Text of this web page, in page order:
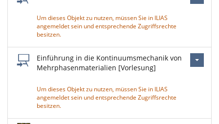
Um dieses Objekt zu nutzen, müssen Sie in ILIAS
angemeldet sein und entsprechende Zugriffsrechte
besitzen.
Einführung in die Kontinuumsmechanik von
Mehrphasenmaterialien [Vorlesung]
Um dieses Objekt zu nutzen, müssen Sie in ILIAS
angemeldet sein und entsprechende Zugriffsrechte
besitzen.